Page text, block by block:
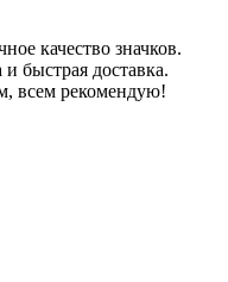
качество значков.
быстрая доставка.
всем рекомендую!